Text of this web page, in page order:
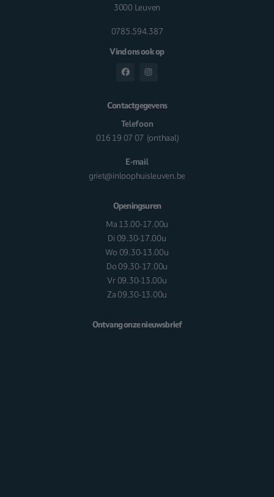
3000 Leuven
0785.594.387
Vind ons ook op
Contactgegevens
Telefoon
016 19 07 07 (onthaal)
E-mail
griet@inloophuisleuven.be
Openingsuren
Ma 13.00-17.00u
Di 09.30-17.00u
Wo 09.30-13.00u
Do 09.30-17.00u
Vr 09.30-13.00u
Za 09.30-13.00u
Ontvang onze nieuwsbrief